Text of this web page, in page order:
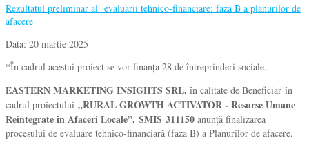
Rezultatul preliminar al evaluării tehnico-financiare: faza B a planurilor de
afacere
Data: 20 martie 2025
*În cadrul acestui proiect se vor finanța 28 de întreprinderi sociale.
EASTERN MARKETING INSIGHTS SRL, în calitate de Beneficiar în
cadrul proiectului „RURAL GROWTH ACTIVATOR - Resurse Umane
Reintegrate în Afaceri Locale”, SMIS 311150 anunță finalizarea
procesului de evaluare tehnico-financiară (faza B) a Planurilor de afacere.